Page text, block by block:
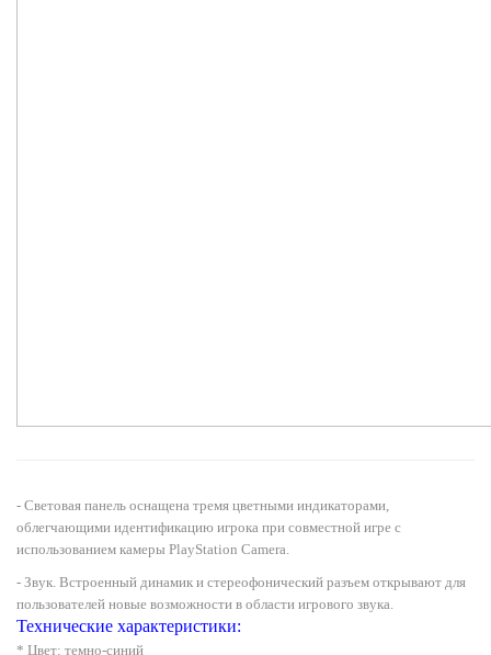
- Световая панель оснащена тремя цветными индикаторами,
облегчающими идентификацию игрока при совместной игре с
использованием камеры PlayStation Camera.
- Звук. Встроенный динамик и стереофонический разъем открывают для
пользователей новые возможности в области игрового звука.
Технические характеристики:
* Цвет: темно-синий